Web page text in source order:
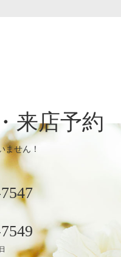
来店予約
ません！